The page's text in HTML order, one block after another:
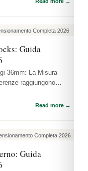
Guida
36mm: La Misura
raggiungono
Read more →
Guida